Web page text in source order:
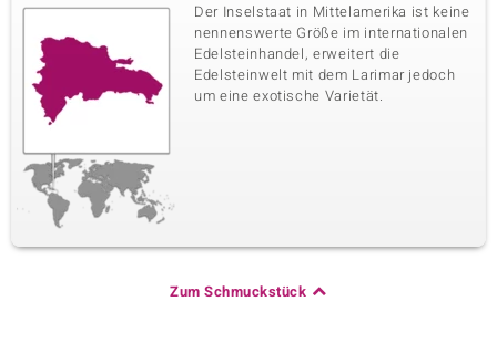
Der Inselstaat in Mittelamerika ist keine
nennenswerte Größe im internationalen
Edelsteinhandel, erweitert die
Edelsteinwelt mit dem Larimar jedoch
um eine exotische Varietät.
Zum Schmuckstück